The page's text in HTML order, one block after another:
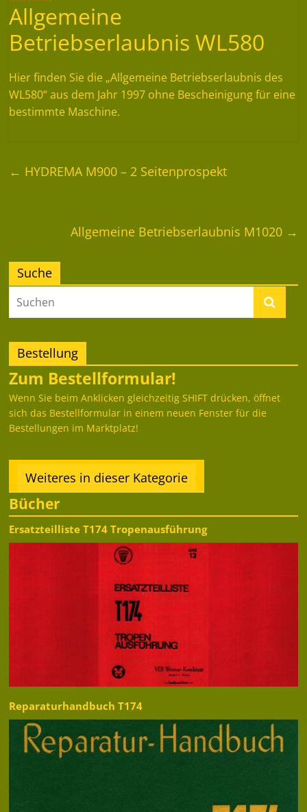
Allgemeine
Betriebserlaubnis WL580
Hier finden Sie die „Allgemeine Betriebserlaubnis des
WL580“ aus dem Jahr 1997 ohne Bescheinigung für eine
bestimmte Maschine.
← HYDREMA M900 – 2 Seitenprospekt
Allgemeine Betriebserlaubnis M1020 →
Suche
Bestellung
Zum Bestellformular!
Wenn Sie beim Anklicken gleichzeitig SHIFT drücken, öffnet
sich das Bestellformular in einem neuen Fenster für die
Bestellungen im Marktplatz!
Weiteres in dieser Kategorie
Bücher
Ersatzteilliste T174 Tropenausführung
Reparaturhandbuch T174